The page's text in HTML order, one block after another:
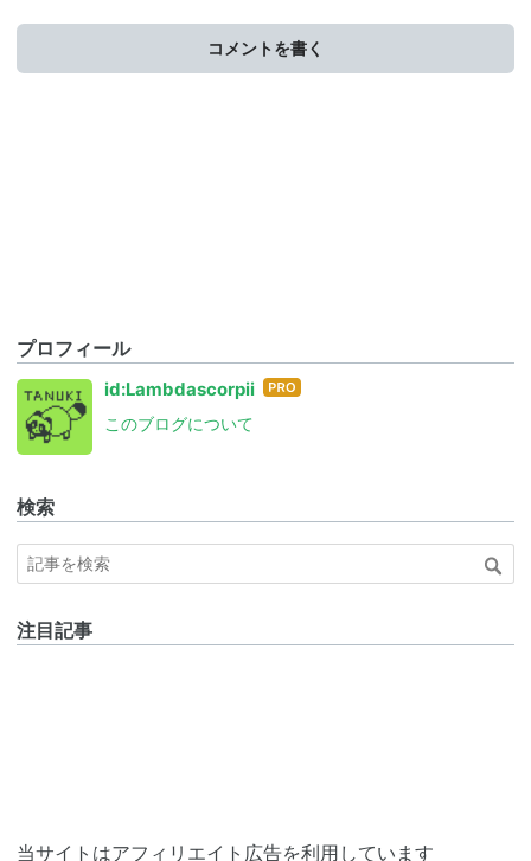
コメントを書く
プロフィール
id:Lambdascorpii はて
このブログについて
検索
注目記事
当サイトはアフィリエイト広告を利用しています